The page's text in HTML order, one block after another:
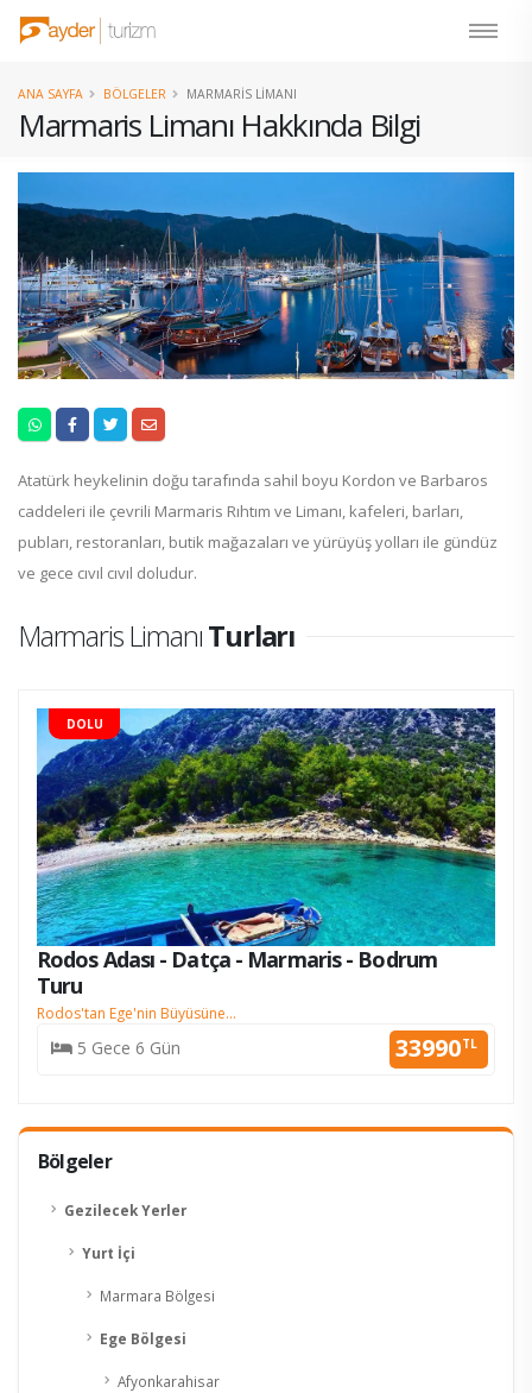
Marmaris Limanı Hakkında Bilgi
ANA SAYFA BÖLGELER MARMARIS LIMANI
Bölgeler
Gezilecek Yerler
Yurt İçi
Marmara Bölgesi
Ege Bölgesi
Afyonkarahisar
Atatürk heykelinin doğu tarafında sahil boyu Kordon ve Barbaros
caddeleri ile çevrili Marmaris Rıhtım ve Limanı, kafeleri, barları,
pubları, restoranları, butik mağazaları ve yürüyüş yolları ile gündüz
ve gece cıvıl cıvıl doludur.
Marmaris LimanıTurları
DOLU
Rodos Adası - Datça - Marmaris - Bodrum
Turu
Rodos'tan Ege'nin Büyüsüne...
5 Gece 6 Gün 33990TL